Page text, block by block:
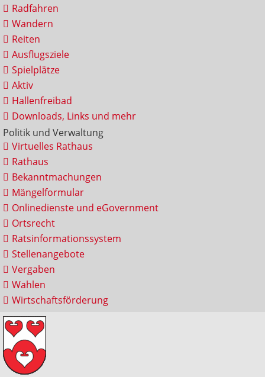
Radfahren
Wandern
Reiten
Ausflugsziele
Spielplätze
Aktiv
Hallenfreibad
Downloads, Links und mehr
Politik und Verwaltung
Virtuelles Rathaus
Rathaus
Bekanntmachungen
Mängelformular
Onlinedienste und eGovernment
Ortsrecht
Ratsinformationssystem
Stellenangebote
Vergaben
Wahlen
Wirtschaftsförderung